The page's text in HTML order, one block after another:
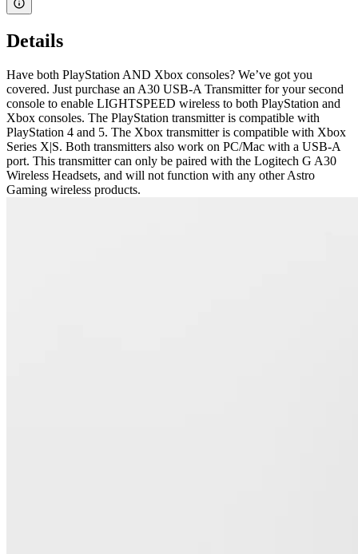
Details
Have both PlayStation AND Xbox consoles? We’ve got you
covered. Just purchase an A30 USB-A Transmitter for your second
console to enable LIGHTSPEED wireless to both PlayStation and
Xbox consoles. The PlayStation transmitter is compatible with
PlayStation 4 and 5. The Xbox transmitter is compatible with Xbox
Series X|S. Both transmitters also work on PC/Mac with a USB-A
port. This transmitter can only be paired with the Logitech G A30
Wireless Headsets, and will not function with any other Astro
Gaming wireless products.